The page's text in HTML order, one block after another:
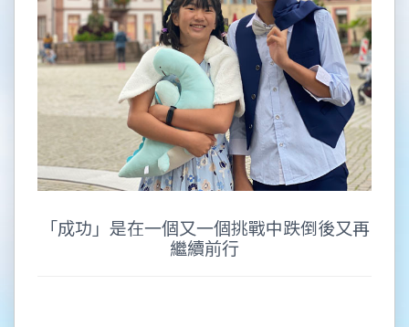
「成功」是在一個又一個挑戰中跌倒後又再
繼續前行